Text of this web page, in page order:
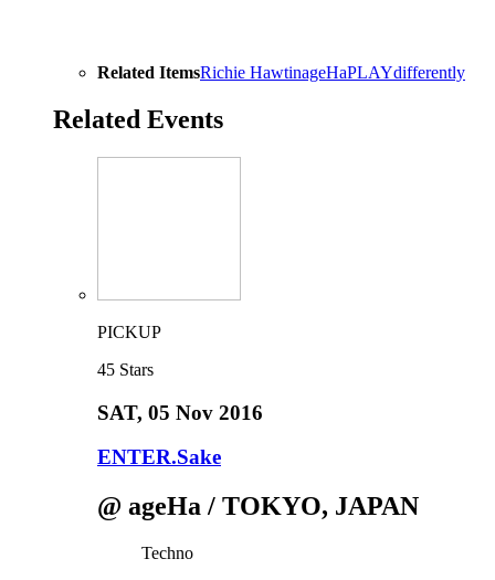
Related ItemsRichie HawtinageHaPLAYdifferently
Related Events
PICKUP
45 Stars
SAT, 05 Nov 2016
ENTER.Sake
@ ageHa / TOKYO, JAPAN
Techno